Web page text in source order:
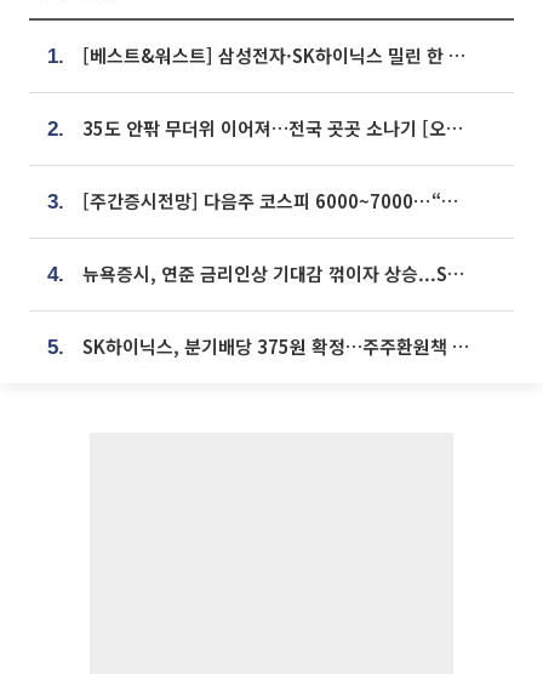
1. [베스트&워스트] 삼성전자·SK하이닉스 밀린 한 주…상상인증권은 85% 급등
2. 35도 안팎 무더위 이어져…전국 곳곳 소나기 [오늘 날씨]
3. [주간증시전망] 다음주 코스피 6000~7000⋯“外人 수급은 정책이 변수”
4. 뉴욕증시, 연준 금리인상 기대감 꺾이자 상승...S&P500 사상 최고치 [종합]
5. SK하이닉스, 분기배당 375원 확정…주주환원책 9월로 앞당겨 발표